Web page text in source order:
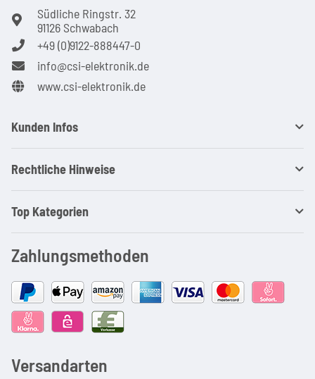
Südliche Ringstr. 32
91126 Schwabach
+49 (0)9122-888447-0
info@csi-elektronik.de
www.csi-elektronik.de
Kunden Infos
Rechtliche Hinweise
Top Kategorien
Zahlungsmethoden
Versandarten